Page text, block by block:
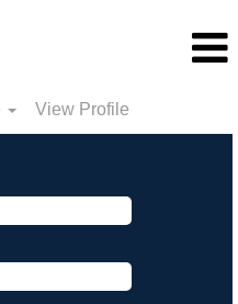
View Profile